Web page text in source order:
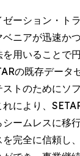
ーション・ト
ニアが迅速か
用いることで
の既存データ
トのためにソ
により、
ームレスに移
完全に信頼し